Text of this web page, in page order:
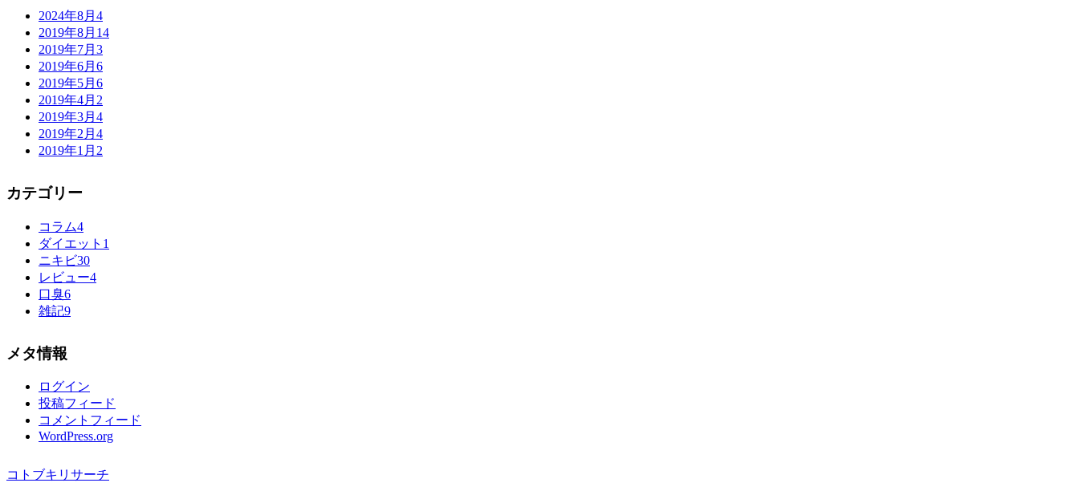
2024年8月 4
2019年8月 14
2019年7月 3
2019年6月 6
2019年5月 6
2019年4月 2
2019年3月 4
2019年2月 4
2019年1月 2
カテゴリー
コラム4
ダイエット 1
ニキビ30
レビュー4
口臭6
雑記9
メタ情報
ログイン
投稿フィード
コメントフィード
WordPress.org
コトブキリサーチ